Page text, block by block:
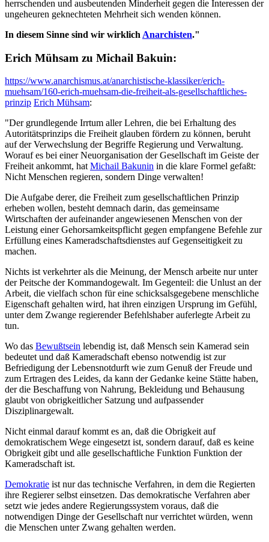
herrschenden und ausbeutenden Minderheit gegen die Interessen der
ungeheuren geknechteten Mehrheit sich wenden können.
In diesem Sinne sind wir wirklich Anarchisten."
Erich Mühsam zu Michail Bakuin:
https://www.anarchismus.at/anarchistische-klassiker/erich-
muehsam/160-erich-muehsam-die-freiheit-als-gesellschaftliches-
prinzip Erich Mühsam:
"Der grundlegende Irrtum aller Lehren, die bei Erhaltung des
Autoritätsprinzips die Freiheit glauben fördern zu können, beruht
auf der Verwechslung der Begriffe Regierung und Verwaltung.
Worauf es bei einer Neuorganisation der Gesellschaft im Geiste der
Freiheit ankommt, hatMichail Bakunin in die klare Formel gefaßt:
Nicht Menschen regieren, sondern Dinge verwalten!
Die Aufgabe derer, die Freiheit zum gesellschaftlichen Prinzip
erheben wollen, besteht demnach darin, das gemeinsame
Wirtschaften der aufeinander angewiesenen Menschen von der
Leistung einer Gehorsamkeitspflicht gegen empfangene Befehle zur
Erfüllung eines Kameradschaftsdienstes auf Gegenseitigkeit zu
machen.
Nichts ist verkehrter als die Meinung, der Mensch arbeite nur unter
der Peitsche der Kommandogewalt. Im Gegenteil: die Unlust an der
Arbeit, die vielfach schon für eine schicksalsgegebene menschliche
Eigenschaft gehalten wird, hat ihren einzigen Ursprung im Gefühl,
unter dem Zwange regierender Befehlshaber auferlegte Arbeit zu
tun.
Wo das Bewußtsein lebendig ist, daß Mensch sein Kamerad sein
bedeutet und daß Kameradschaft ebenso notwendig ist zur
Befriedigung der Lebensnotdurft wie zum Genuß der Freude und
zum Ertragen des Leides, da kann der Gedanke keine Stätte haben,
der die Beschaffung von Nahrung, Bekleidung und Behausung
glaubt von obrigkeitlicher Satzung und aufpassender
Disziplinargewalt.
Nicht einmal darauf kommt es an, daß die Obrigkeit auf
demokratischem Wege eingesetzt ist, sondern darauf, daß es keine
Obrigkeit gibt und alle gesellschaftliche Funktion Funktion der
Kameradschaft ist.
Demokratie ist nur das technische Verfahren, in dem die Regierten
ihre Regierer selbst einsetzen. Das demokratische Verfahren aber
setzt wie jedes andere Regierungssystem voraus, daß die
notwendigen Dinge der Gesellschaft nur verrichtet würden, wenn
die Menschen unter Zwang gehalten werden.